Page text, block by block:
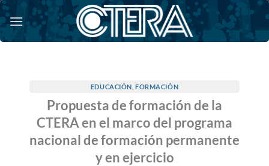
Saltar
al
contenido
EDUCACIÓN ,FORMACIÓN
Propuesta de formación de la
CTERA en el marco del programa
nacional de formación permanente
y en ejercicio